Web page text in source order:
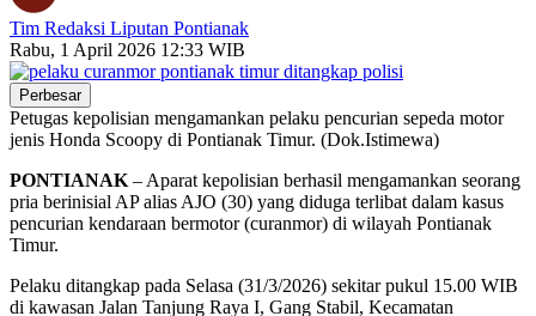
Tim Redaksi Liputan Pontianak
Rabu, 1 April 2026 12:33 WIB
Perbesar
Petugas kepolisian mengamankan pelaku pencurian sepeda motor
jenis Honda Scoopy di Pontianak Timur. (Dok.Istimewa)
PONTIANAK – Aparat kepolisian berhasil mengamankan seorang
pria berinisial AP alias AJO (30) yang diduga terlibat dalam kasus
pencurian kendaraan bermotor (curanmor) di wilayah Pontianak
Timur.
Pelaku ditangkap pada Selasa (31/3/2026) sekitar pukul 15.00 WIB
di kawasan Jalan Tanjung Raya I, Gang Stabil, Kecamatan